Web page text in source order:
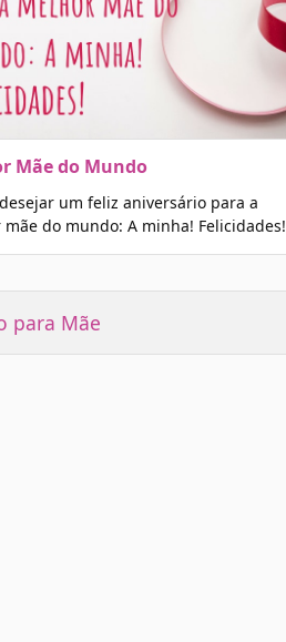
Mãe do Mundo
um feliz aniversário para a
mãe do mundo: A minha! Felicidades!
para Mãe